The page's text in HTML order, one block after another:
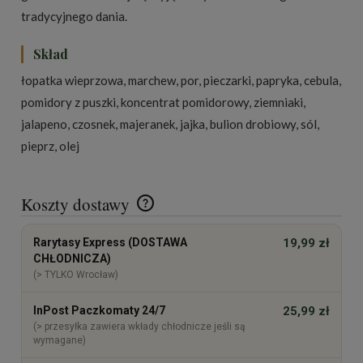
tradycyjnego dania.
Skład
łopatka wieprzowa, marchew, por, pieczarki, papryka, cebula,
pomidory z puszki, koncentrat pomidorowy, ziemniaki,
jalapeno, czosnek, majeranek, jajka, bulion drobiowy, sól,
pieprz, olej
Koszty dostawy
Cena nie zawiera ewentualnych kosztów płatności
Rarytasy Express (DOSTAWA
CHŁODNICZA)
(> TYLKO Wrocław)
19,99 zł
InPost Paczkomaty 24/7
(> przesyłka zawiera wkłady chłodnicze jeśli są
wymagane)
25,99 zł